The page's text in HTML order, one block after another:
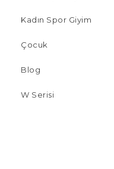
Kadın Spor Giyim
Çocuk
Blog
W Serisi